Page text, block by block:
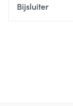
Bijsluiter